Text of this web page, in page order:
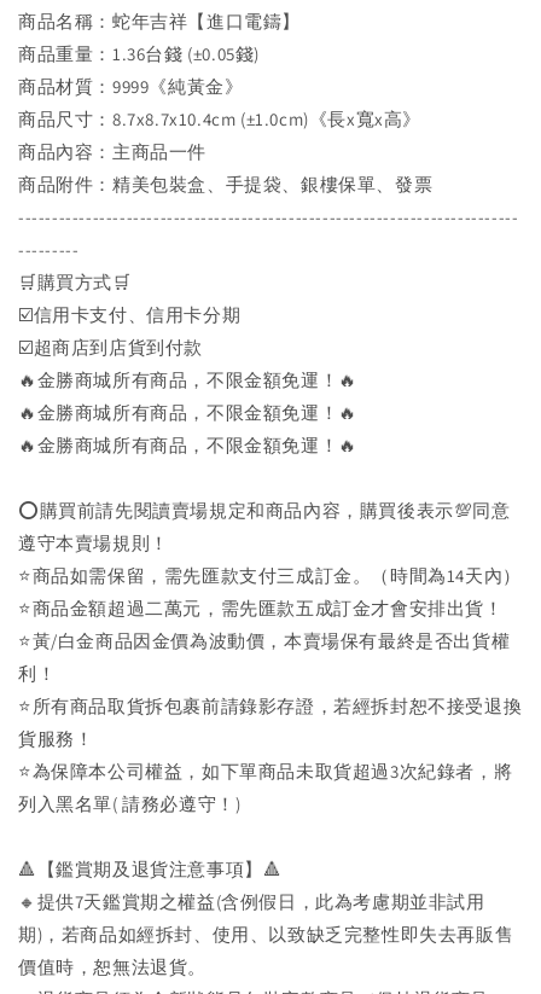
商品名稱：蛇年吉祥【進口電鑄】
商品重量：1.36台錢 (±0.05錢)
商品材質：9999《純黃金》
商品尺寸：8.7x8.7x10.4cm (±1.0cm)《長x寬x高》
商品內容：主商品一件
商品附件：精美包裝盒、手提袋、銀樓保單、發票
--------------------------------------------------------------------------
---------
🛒購買方式🛒
☑️信用卡支付、信用卡分期
☑️超商店到店貨到付款
🔥金勝商城所有商品，不限金額免運！🔥
🔥金勝商城所有商品，不限金額免運！🔥
🔥金勝商城所有商品，不限金額免運！🔥
⭕購買前請先閱讀賣場規定和商品內容，購買後表示💯同意
遵守本賣場規則！
⭐商品如需保留，需先匯款支付三成訂金。（時間為14天內）
⭐商品金額超過二萬元，需先匯款五成訂金才會安排出貨！
⭐黃/白金商品因金價為波動價，本賣場保有最終是否出貨權
利！
⭐️所有商品取貨拆包裹前請錄影存證，若經拆封恕不接受退換
貨服務！
⭐為保障本公司權益，如下單商品未取貨超過3次紀錄者，將
列入黑名單( 請務必遵守！)
🔺【鑑賞期及退貨注意事項】🔺
🔸提供7天鑑賞期之權益(含例假日，此為考慮期並非試用
期)，若商品如經拆封、使用、以致缺乏完整性即失去再販售
價值時，恕無法退貨。